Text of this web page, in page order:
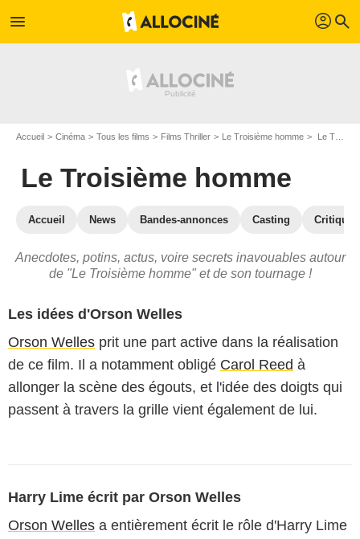
menu profil search
Accueil Cinéma Tous les films Films Thriller Le Troisième homme Le Troisième homme : les secrets du tournage
Le Troisième homme
Accueil News Bandes-annonces Casting
Anecdotes, potins, actus, voire secrets inavouables autour
de "Le Troisième homme" et de son tournage !
Les idées d'Orson Welles
Orson Welles prit une part active dans la réalisation
de ce film. Il a notamment obligé Carol Reed à
allonger la scène des égouts, et l'idée des doigts qui
passent à travers la grille vient également de lui.
Harry Lime écrit par Orson Welles
Orson Welles a entièrement écrit le rôle d'Harry Lime